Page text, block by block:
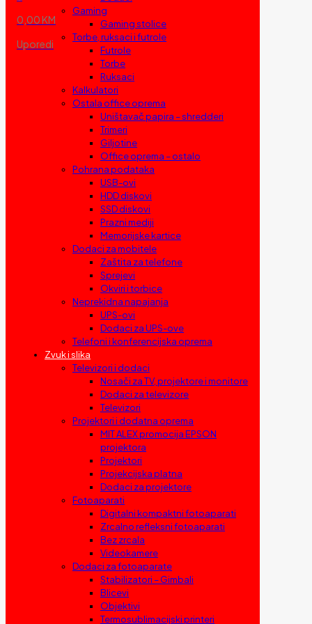
0,00 KM
Uporedi
Gaming
Gaming stolice
Torbe, ruksaci i futrole
Futrole
Torbe
Ruksaci
Kalkulatori
Ostala office oprema
Uništavač papira – shredderi
Trimeri
Giljotine
Office oprema – ostalo
Pohrana podataka
USB-ovi
HDD diskovi
SSD diskovi
Prazni mediji
Memorijske kartice
Dodaci za mobitele
Zaštita za telefone
Sprejevi
Okviri i torbice
Neprekidna napajanja
UPS-ovi
Dodaci za UPS-ove
Telefoni i konferencijska oprema
Zvuk i slika
Televizori i dodaci
Nosači za TV, projektore i monitore
Dodaci za televizore
Televizori
Projektori i dodatna oprema
MIT ALEX promocija EPSON
projektora
Projektori
Projekcijska platna
Dodaci za projektore
Fotoaparati
Digitalni kompaktni fotoaparati
Zrcalno refleksni fotoaparati
Bez zrcala
Videokamere
Dodaci za fotoaparate
Stabilizatori – Gimbali
Blicevi
Objektivi
Termosublimacijski printeri